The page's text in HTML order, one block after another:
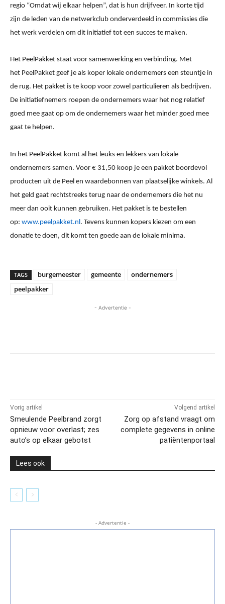
regio “Omdat wij elkaar helpen”, dat is hun drijfveer. In korte tijd
zijn de leden van de netwerkclub onderverdeeld in commissies die
het werk verdelen om dit initiatief tot een succes te maken.
Het PeelPakket staat voor samenwerking en verbinding. Met
het PeelPakket geef je als koper lokale ondernemers een steuntje in
de rug. Het pakket is te koop voor zowel particulieren als bedrijven.
De initiatiefnemers roepen de ondernemers waar het nog relatief
goed mee gaat op om de ondernemers waar het minder goed mee
gaat te helpen.
In het PeelPakket komt al het leuks en lekkers van lokale
ondernemers samen. Voor € 31,50 koop je een pakket boordevol
producten uit de Peel en waardebonnen van plaatselijke winkels. Al
het geld gaat rechtstreeks terug naar de ondernemers die het nu
meer dan ooit kunnen gebruiken. Het pakket is te bestellen
op: www.peelpakket.nl . Tevens kunnen kopers kiezen om een
donatie te doen, dit komt ten goede aan de lokale minima.
TAGS burgemeester gemeente
ondernemers
peelpakker
- Advertentie -
Vorig artikel
Smeulende Peelbrand zorgt
opnieuw voor overlast; zes
auto’s op elkaar gebotst
Volgend artikel
Zorg op afstand vraagt om
complete gegevens in online
patiëntenportaal
Lees ook
- Advertentie -